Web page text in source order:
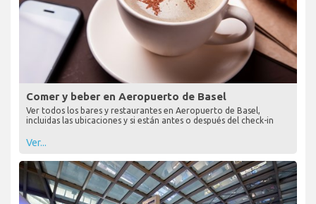
Comer y beber en Aeropuerto de Basel
Ver todos los bares y restaurantes en Aeropuerto de Basel,
incluidas las ubicaciones y si están antes o después del check-in
Ver...